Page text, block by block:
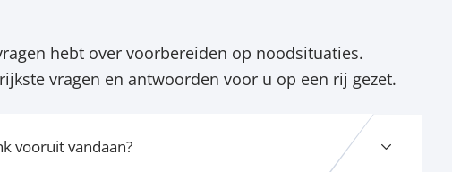
hebt over voorbereiden op noodsituaties.
vragen en antwoorden voor u op een rij gezet.
vooruit vandaan?